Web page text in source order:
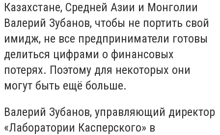
Казахстане, Средней Азии и Монголии
Валерий Зубанов, чтобы не портить свой
имидж, не все предприниматели готовы
делиться цифрами о финансовых
потерях. Поэтому для некоторых они
могут быть ещё больше.
Валерий Зубанов, управляющий директор
«Лаборатории Касперского» в